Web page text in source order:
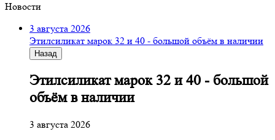
Новости
3 августа 2026
Этилсиликат марок 32 и 40 - большой объём в наличии
Назад
Этилсиликат марок 32 и 40 - большой
объём в наличии
3 августа 2026